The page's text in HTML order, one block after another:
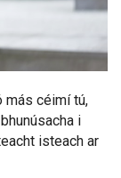
más céimí tú,
i
isteach ar